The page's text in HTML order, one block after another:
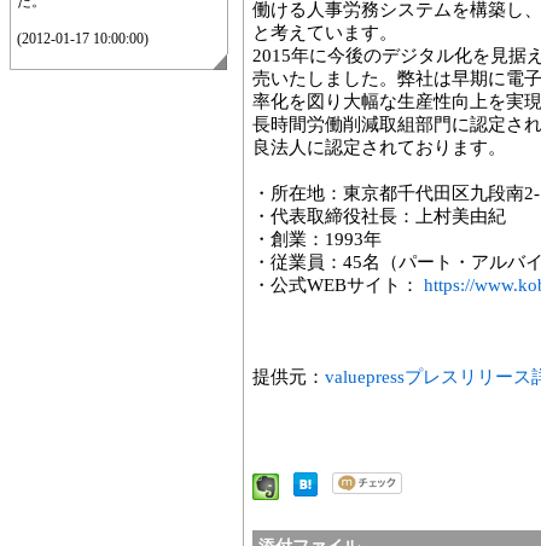
(2012-01-17 10:00:00)
働ける人事労務システムを構築し
と考えています。
2015年に今後のデジタル化を見据
売いたしました。弊社は早期に電
率化を図り大幅な生産性向上を実
長時間労働削減取組部門に認定さ
良法人に認定されております。
・所在地：東京都千代田区九段南
・代表取締役社長：上村美由紀
・創業：1993年
・従業員：45名（パート・アル
・公式WEBサイト： https://
提供元： valuepressプレスリリース